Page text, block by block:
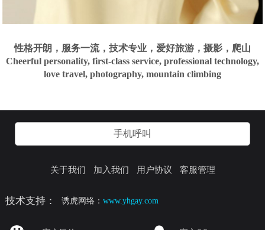
性格开朗，服务一流，技术专业，爱好旅游，摄影，爬山
Cheerful personality, first-class service, professional technology,
love travel, photography, mountain climbing
手机呼叫
关于我们 加入我们 用户协议 客服管理
技术支持： 诱虎网络：www.yhgay.com